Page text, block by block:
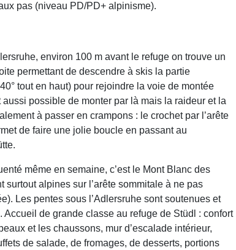
pas (niveau PD/PD+ alpinisme).
environ 100 m avant le refuge on trouve un
permettant de descendre à skis la partie
tout en haut) pour rejoindre la voie de montée
aussi possible de monter par là mais la raideur et la
à passer en crampons : le crochet par l’arête
de faire une jolie boucle en passant au
même en semaine, c’est le Mont Blanc des
alpines sur l’arête sommitale à ne pas
Les pentes sous l’Adlersruhe sont soutenues et
Accueil de grande classe au refuge de Stüdl : confort
et les chaussons, mur d’escalade intérieur,
de salade, de fromages, de desserts, portions